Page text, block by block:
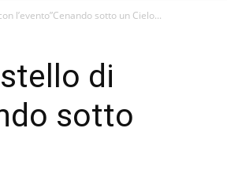
l’evento”Cenando sotto un Cielo...
di
sotto